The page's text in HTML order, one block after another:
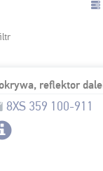
8XS 359 100-911